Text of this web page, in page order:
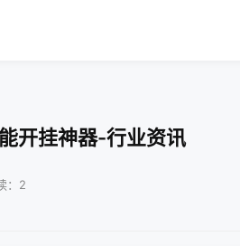
开挂神器-行业资讯
：2